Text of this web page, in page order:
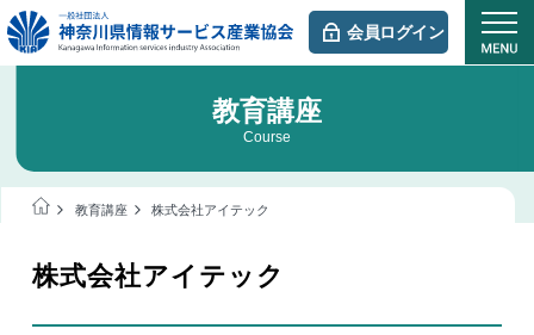
会員ログイン
教育講座
Course
教育講座 株式会社アイテック
株式会社アイテック